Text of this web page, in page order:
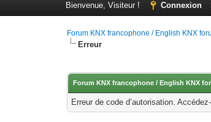
Bienvenue, Visiteur ! Connexion
Forum KNX francophone / English KNX
Erreur
Forum KNX francophone / English KNX
Erreur de code d’autorisation.